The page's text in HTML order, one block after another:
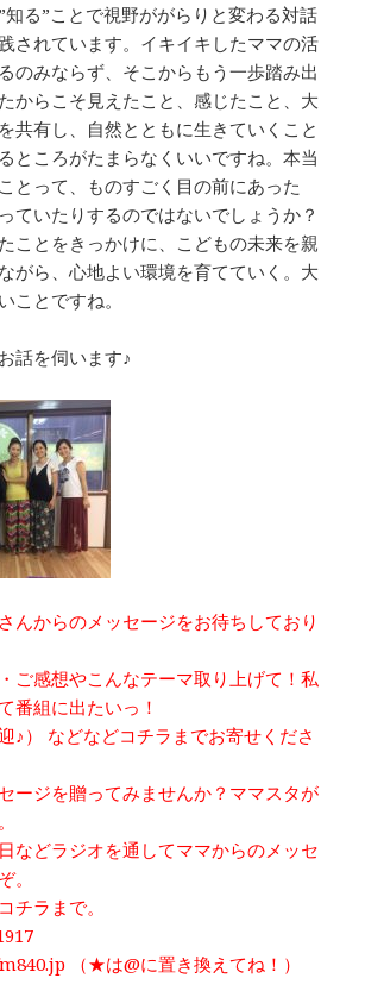
知る”ことで視野ががらりと変わる対話
されています。イキイキしたママの活
のみならず、そこからもう一歩踏み出
からこそ見えたこと、感じたこと、大
共有し、自然とともに生きていくこと
ところがたまらなくいいですね。本当
とって、ものすごく目の前にあった
ていたりするのではないでしょうか？
ことをきっかけに、こどもの未来を親
がら、心地よい環境を育てていく。大
ことですね。
話を伺います♪
んからのメッセージをお待ちしており
ご感想やこんなテーマ取り上げて！私
番組に出たいっ！
♪） などなどコチラまでお寄せくださ
ージを贈ってみませんか？ママスタが
などラジオを通してママからのメッセ
。
チラまで。
（★は@に置き換えてね！）